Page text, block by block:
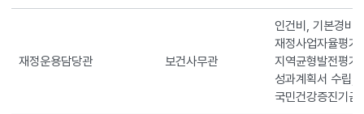
재정운용담당관 보건사무관
인건비, 기본경비,
재정사업자율평
지역균형발전평가
성과계획서 수립,
국민건강증진기금